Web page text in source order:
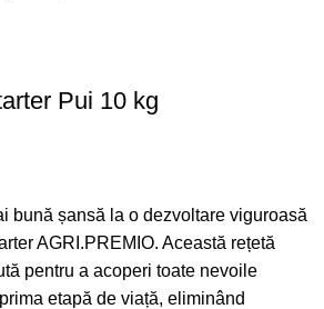
Pui 10 kg
bună șansă la o dezvoltare viguroasă
AGRI.PREMIO. Această rețetă
pentru a acoperi toate nevoile
etapă de viață, eliminând